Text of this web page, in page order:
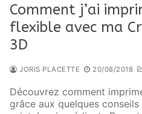
Comment j’ai
flexible avec ma
3D
JORIS PLACETTE 20/08/2018
Découvrez comment
grâce aux quelques